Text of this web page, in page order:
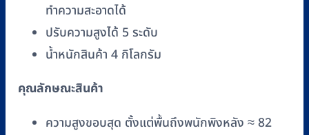
02
(สี
ชิ้น
ทำความสะอาดได้
ปรับความสูงได้ 5 ระดับ
น้ำหนักสินค้า 4 กิโลกรัม
คุณลักษณะสินค้า
ความสูงขอบสุด ตั้งแต่พื้นถึงพนักพิงหลัง ≈ 82